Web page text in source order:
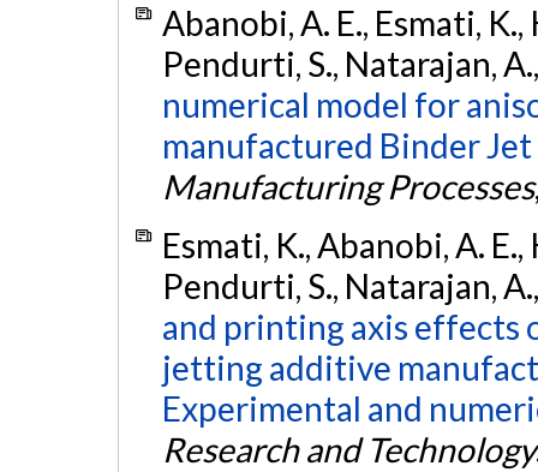
Abanobi, A. E., Esmati, K.,
Pendurti, S., Natarajan,
numerical model for
manufactured Binder
Manufacturing Processes
Esmati, K., Abanobi, A.
Pendurti, S., Natarajan,
and printing axis effects
jetting additive
Experimental and
Research and Technology